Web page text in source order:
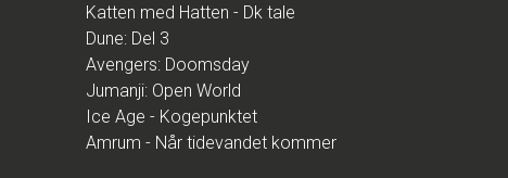
Katten med Hatten - Dk tale
Dune: Del 3
Avengers: Doomsday
Jumanji: Open World
Ice Age - Kogepunktet
Amrum - Når tidevandet kommer